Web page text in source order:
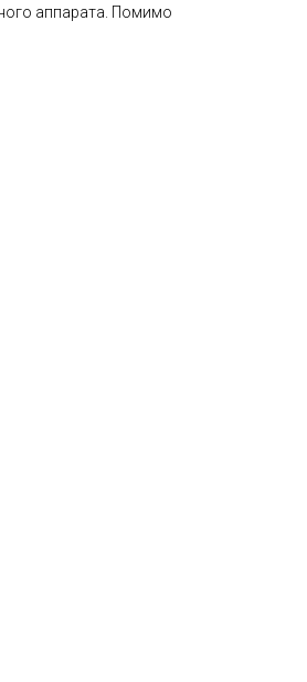
аппарата. Помимо